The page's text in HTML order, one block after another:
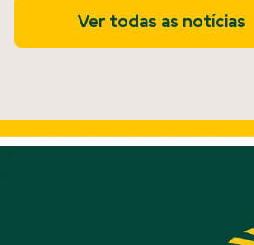
Ver todas as notícias